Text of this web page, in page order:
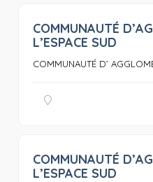
COMMUNAUTÉ
L’ESPACE SUD
COMMUNAUTÉ D’
COMMUNAUTÉ
L’ESPACE SUD